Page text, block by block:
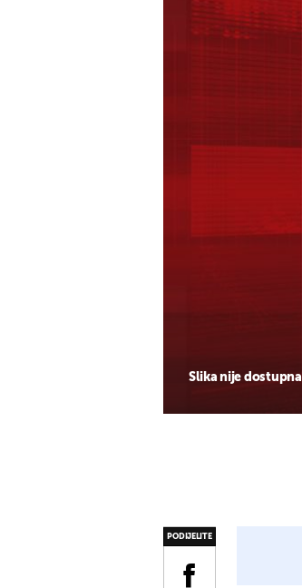
Slika nije dostupna
PODIJELITE